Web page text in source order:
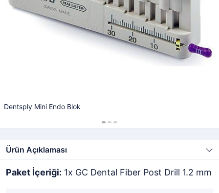
Dentsply Mini Endo Blok
Ürün Açıklaması
Paket İçeriği: 1x GC Dental Fiber Post Drill 1.2 mm